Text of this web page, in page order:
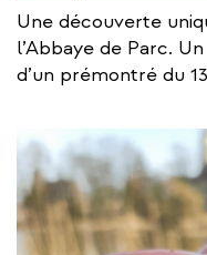
Une découverte
l’Abbaye de Parc.
d’un prémontré du